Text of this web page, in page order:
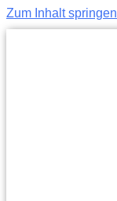
Zum Inhalt springen